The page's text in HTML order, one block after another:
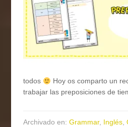
todos
Hoy os comparto un
trabajar las preposiciones de
Archivado en:Grammar, Inglés,